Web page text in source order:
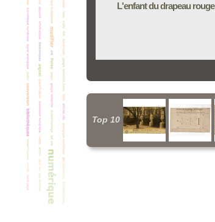
L'enfant du drapeau rouge
Top 10